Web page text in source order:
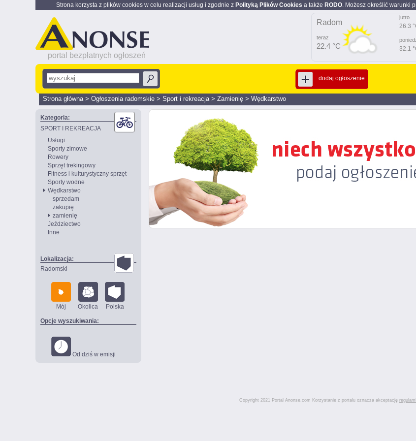
Strona korzysta z plików cookies w celu realizacji usług i zgodnie z Polityką Plików Cookies a także RODO. Możesz określić warunki
portal bezpłatnych ogłoszeń
Radom
teraz
22.4 °C
jutro
26.3
32.1
dodaj ogłoszenie
Strona główna> Ogłoszenia radomskie > Sport i rekreacja> Zamienię > Wędkarstwo
Kategoria:
SPORT I REKREACJA
Usługi
Sporty zimowe
Rowery
Sprzęt trekingowy
Fitness i kulturystyczny sprzęt
Sporty wodne
Wędkarstwo
sprzedam
zakupię
zamienię
Jeździectwo
Inne
Lokalizacja:
Radomski
Mój Okolica Polska
Opcje wyszukiwania:
Od dziś w emisji
Copyright 2021 Portal Anonse.com Korzystanie z portalu oznacza akceptację